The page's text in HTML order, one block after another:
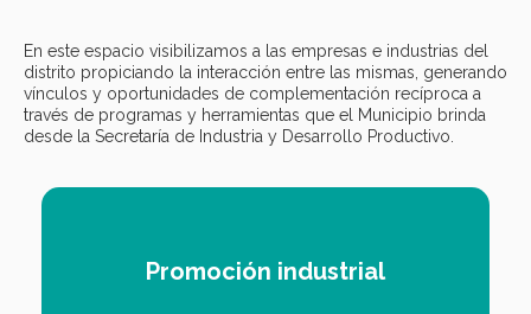
En este espacio visibilizamos a las empresas e industrias del
distrito propiciando la interacción entre las mismas, generando
vínculos y oportunidades de complementación recíproca a
través de programas y herramientas que el Municipio brinda
desde la Secretaría de Industria y Desarrollo Productivo.
Promoción industrial